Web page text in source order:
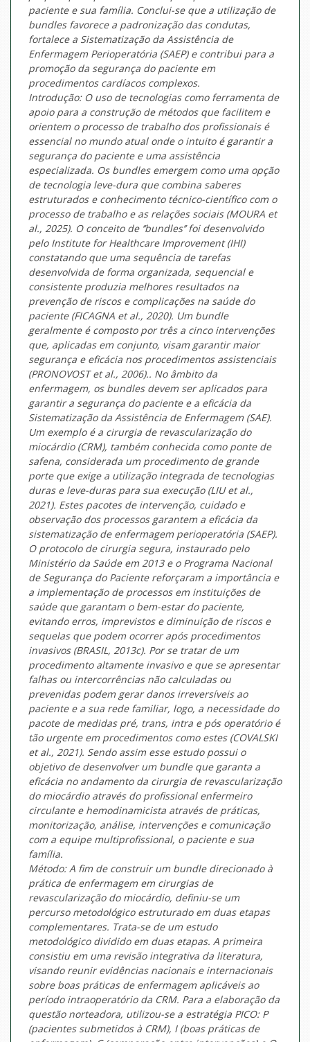
paciente e sua família. Conclui-se que a utilização de
bundles favorece a padronização das condutas,
fortalece a Sistematização da Assistência de
Enfermagem Perioperatória (SAEP) e contribui para a
promoção da segurança do paciente em
procedimentos cardíacos complexos.
Introdução: O uso de tecnologias como ferramenta de
apoio para a construção de métodos que facilitem e
orientem o processo de trabalho dos profissionais é
essencial no mundo atual onde o intuito é garantir a
segurança do paciente e uma assistência
especializada. Os bundles emergem como uma opção
de tecnologia leve-dura que combina saberes
estruturados e conhecimento técnico-científico com o
processo de trabalho e as relações sociais (MOURA et
al., 2025). O conceito de ‘’bundles’’ foi desenvolvido
pelo Institute for Healthcare Improvement (IHI)
constatando que uma sequência de tarefas
desenvolvida de forma organizada, sequencial e
consistente produzia melhores resultados na
prevenção de riscos e complicações na saúde do
paciente (FICAGNA et al., 2020). Um bundle
geralmente é composto por três a cinco intervenções
que, aplicadas em conjunto, visam garantir maior
segurança e eficácia nos procedimentos assistenciais
(PRONOVOST et al., 2006).. No âmbito da
enfermagem, os bundles devem ser aplicados para
garantir a segurança do paciente e a eficácia da
Sistematização da Assistência de Enfermagem (SAE).
Um exemplo é a cirurgia de revascularização do
miocárdio (CRM), também conhecida como ponte de
safena, considerada um procedimento de grande
porte que exige a utilização integrada de tecnologias
duras e leve-duras para sua execução (LIU et al.,
2021). Estes pacotes de intervenção, cuidado e
observação dos processos garantem a eficácia da
sistematização de enfermagem perioperatória (SAEP).
O protocolo de cirurgia segura, instaurado pelo
Ministério da Saúde em 2013 e o Programa Nacional
de Segurança do Paciente reforçaram a importância e
a implementação de processos em instituições de
saúde que garantam o bem-estar do paciente,
evitando erros, imprevistos e diminuição de riscos e
sequelas que podem ocorrer após procedimentos
invasivos (BRASIL, 2013c). Por se tratar de um
procedimento altamente invasivo e que se apresentar
falhas ou intercorrências não calculadas ou
prevenidas podem gerar danos irreversíveis ao
paciente e a sua rede familiar, logo, a necessidade do
pacote de medidas pré, trans, intra e pós operatório é
tão urgente em procedimentos como estes (COVALSKI
et al., 2021). Sendo assim esse estudo possui o
objetivo de desenvolver um bundle que garanta a
eficácia no andamento da cirurgia de revascularização
do miocárdio através do profissional enfermeiro
circulante e hemodinamicista através de práticas,
monitorização, análise, intervenções e comunicação
com a equipe multiprofissional, o paciente e sua
família.
Método: A fim de construir um bundle direcionado à
prática de enfermagem em cirurgias de
revascularização do miocárdio, definiu-se um
percurso metodológico estruturado em duas etapas
complementares. Trata-se de um estudo
metodológico dividido em duas etapas. A primeira
consistiu em uma revisão integrativa da literatura,
visando reunir evidências nacionais e internacionais
sobre boas práticas de enfermagem aplicáveis ao
período intraoperatório da CRM. Para a elaboração da
questão norteadora, utilizou-se a estratégia PICO: P
(pacientes submetidos à CRM), I (boas práticas de